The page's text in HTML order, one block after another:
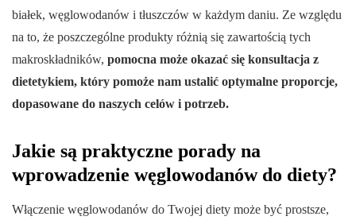
białek, węglowodanów i tłuszczów w każdym daniu. Ze względu
na to, że poszczególne produkty różnią się zawartością tych
makroskładników, pomocna może okazać się konsultacja z
dietetykiem, który pomoże nam ustalić optymalne proporcje,
dopasowane do naszych celów i potrzeb.
Jakie są praktyczne porady na
wprowadzenie węglowodanów do diety?
Włączenie węglowodanów do Twojej diety może być prostsze,